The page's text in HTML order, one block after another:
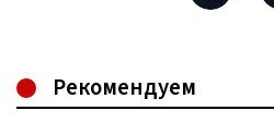
Рекомендуем